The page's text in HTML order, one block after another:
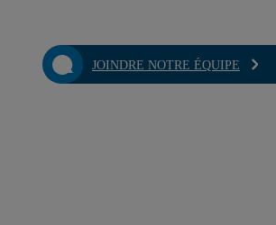
JOINDRE NOTRE ÉQUIPE